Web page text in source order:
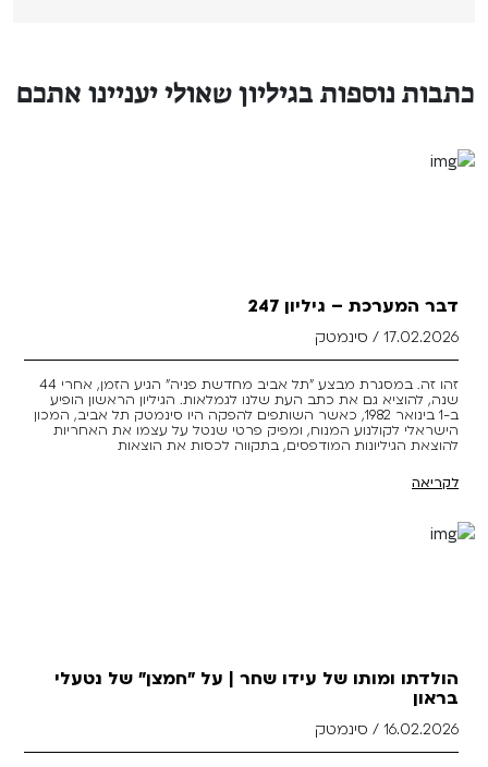
כתבות נוספות בגיליון שאולי יעניינו אתכם
דבר המערכת – גיליון 247
17.02.2026 / סינמטק
זהו זה. במסגרת מבצע "תל אביב מחדשת פניה" הגיע הזמן, אחרי 44
שנה, להוציא גם את כתב העת שלנו לגמלאות. הגיליון הראשון הופיע
ב-1 בינואר 1982, כאשר השותפים להפקה היו סינמטק תל אביב, המכון
הישראלי לקולנוע המנוח, ומפיק פרטי שנטל על עצמו את האחריות
להוצאת הגיליונות המודפסים, בתקווה לכסות את הוצאות
לקריאה
הולדתו ומותו של עידו שחר | על "חמצן" של נטעלי
בראון
16.02.2026 / סינמטק